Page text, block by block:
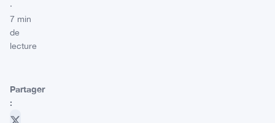
·
7 min
de
lecture
Partager
: